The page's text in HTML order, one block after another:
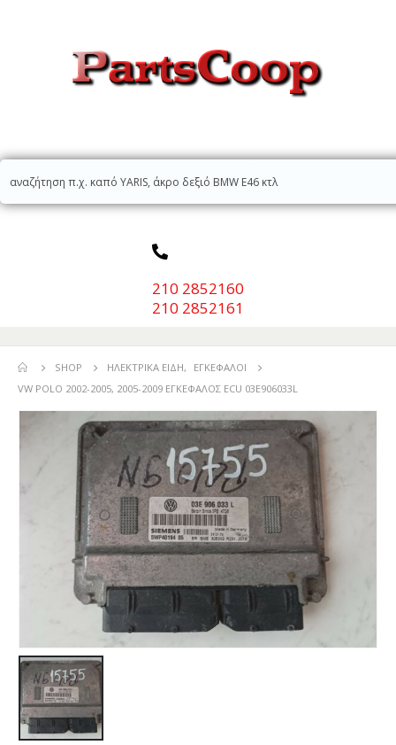
210 2852160
210 2852161
SHOP ΗΛΕΚΤΡΙΚΆ ΕΊΔΗ,
ΕΓΚΈΦΑΛΟΙ
VW POLO 2002-2005, 2005-2009 ΕΓΚΕΦΑΛΟΣ ECU 03E906033L